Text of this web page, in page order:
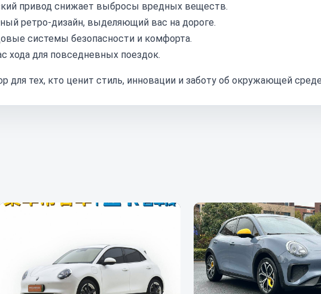
привод снижает выбросы вредных веществ.
ретро-дизайн, выделяющий вас на дороге.
системы безопасности и комфорта.
хода для повседневных поездок.
для тех, кто ценит стиль, инновации и заботу об окружающей